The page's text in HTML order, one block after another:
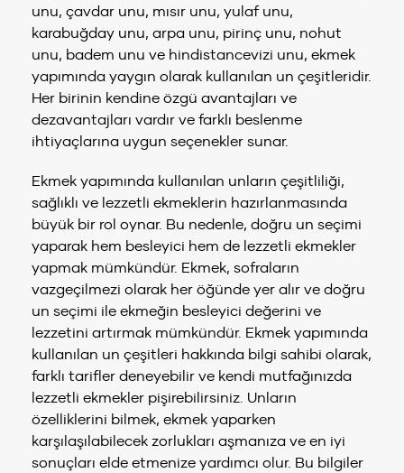
unu, çavdar unu, mısır unu, yulaf unu,
karabuğday unu, arpa unu, pirinç unu, nohut
unu, badem unu ve hindistancevizi unu, ekmek
yapımında yaygın olarak kullanılan un çeşitleridir.
Her birinin kendine özgü avantajları ve
dezavantajları vardır ve farklı beslenme
ihtiyaçlarına uygun seçenekler sunar.
Ekmek yapımında kullanılan unların çeşitliliği,
sağlıklı ve lezzetli ekmeklerin hazırlanmasında
büyük bir rol oynar. Bu nedenle, doğru un seçimi
yaparak hem besleyici hem de lezzetli ekmekler
yapmak mümkündür. Ekmek, sofraların
vazgeçilmezi olarak her öğünde yer alır ve doğru
un seçimi ile ekmeğin besleyici değerini ve
lezzetini artırmak mümkündür. Ekmek yapımında
kullanılan un çeşitleri hakkında bilgi sahibi olarak,
farklı tarifler deneyebilir ve kendi mutfağınızda
lezzetli ekmekler pişirebilirsiniz. Unların
özelliklerini bilmek, ekmek yaparken
karşılaşılabilecek zorlukları aşmanıza ve en iyi
sonuçları elde etmenize yardımcı olur. Bu bilgiler